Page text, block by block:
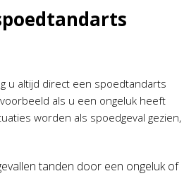
u altijd direct een spoedtandarts
als u een ongeluk heeft
worden als spoedgeval gezien,
tanden door een ongeluk of